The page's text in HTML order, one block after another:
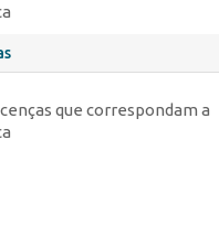
que correspondam a